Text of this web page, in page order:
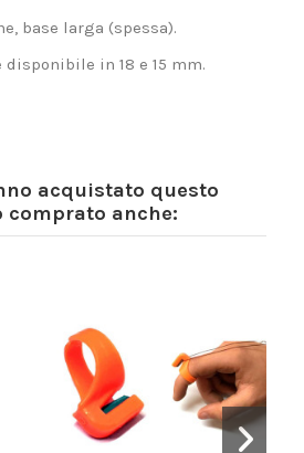
base larga (spessa).
in 18 e 15 mm.
acquistato questo
anche: